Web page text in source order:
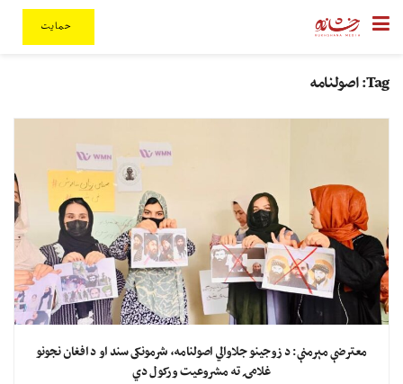
حمایت
Tag: اصولنامه
معترضې مېرمنې: د زوجینو جلاوالي اصولنامه، شرمونکی سند او د افغان نجونو
غلامۍ ته مشروعیت ورکول دي